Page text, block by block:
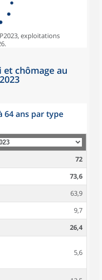
exploitations
chômage au
64 ans par type
72
73,6
63,9
9,7
26,4
5,6